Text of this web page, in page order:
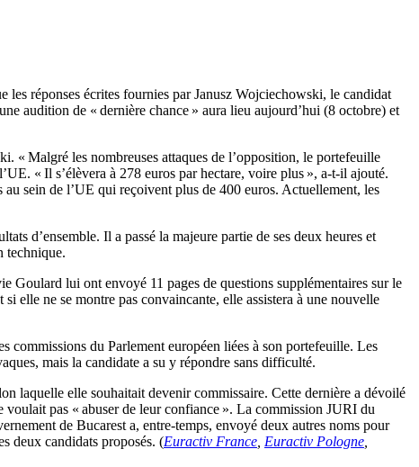
réponses écrites fournies par Janusz Wojciechowski, le candidat
audition de « dernière chance » aura lieu aujourd’hui (8 octobre) et
« Malgré les nombreuses attaques de l’opposition, le portefeuille
« Il s’élèvera à 278 euros par hectare, voire plus », a-t-il ajouté.
sein de l’UE qui reçoivent plus de 400 euros. Actuellement, les
d’ensemble. Il a passé la majeure partie de ses deux heures et
technique.
Goulard lui ont envoyé 11 pages de questions supplémentaires sur le
elle ne se montre pas convaincante, elle assistera à une nouvelle
commissions du Parlement européen liées à son portefeuille. Les
mais la candidate a su y répondre sans difficulté.
laquelle elle souhaitait devenir commissaire. Cette dernière a dévoilé
voulait pas « abuser de leur confiance ». La commission JURI du
de Bucarest a, entre-temps, envoyé deux autres noms pour
deux candidats proposés. (Euractiv France Euractiv Pologne